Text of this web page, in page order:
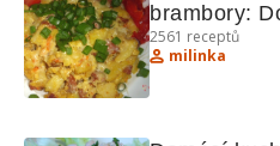
brambory:
lahůdky
2561 receptů
milinka